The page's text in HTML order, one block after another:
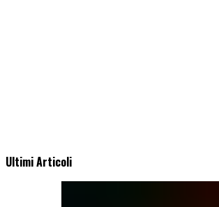
Ultimi Articoli